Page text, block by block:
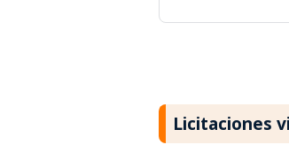
Licitaciones